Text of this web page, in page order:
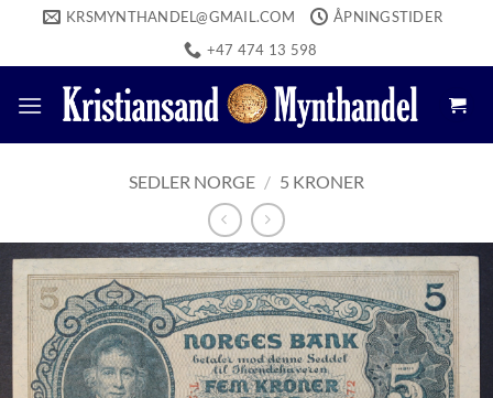
content
KRSMYNTHANDEL@GMAIL.COM
ÅPNINGSTIDER
+47 474 13 598
SEDLER NORGE / 5 KRONER